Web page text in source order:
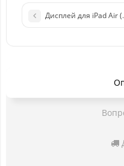
Дисплей для iPad Air